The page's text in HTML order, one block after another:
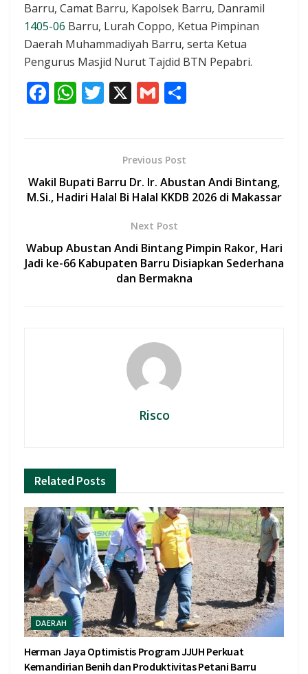
Barru, Camat Barru, Kapolsek Barru, Danramil
1405-06 Barru, Lurah Coppo, Ketua Pimpinan
Daerah Muhammadiyah Barru, serta Ketua
Pengurus Masjid Nurut Tajdid BTN Pepabri.
F
o
o
W
A
p
T
er
X G
l
Previous Post
Wakil Bupati Barru Dr. Ir. Abustan Andi Bintang,
M.Si., Hadiri Halal Bi Halal KKDB 2026 di Makassar
Next Post
Wabup Abustan Andi Bintang Pimpin Rakor, Hari
Jadi ke-66 Kabupaten Barru Disiapkan Sederhana
dan Bermakna
Risco
Related Posts
DAERAH
Herman Jaya Optimistis Program JJUH Perkuat
Kemandirian Benih dan Produktivitas Petani Barru